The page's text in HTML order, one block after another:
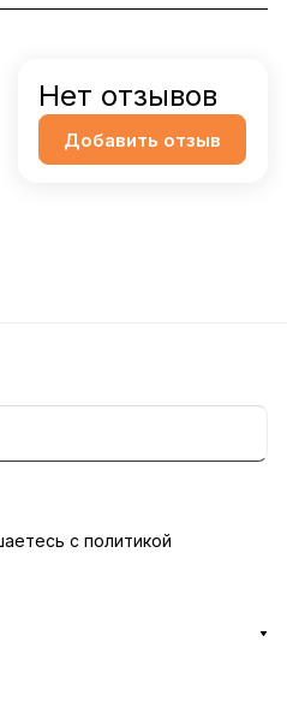
Нет отзывов
Добавить отзыв
с политикой